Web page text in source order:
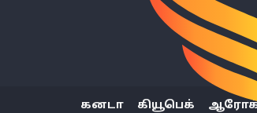
கனடா கியூபெக்